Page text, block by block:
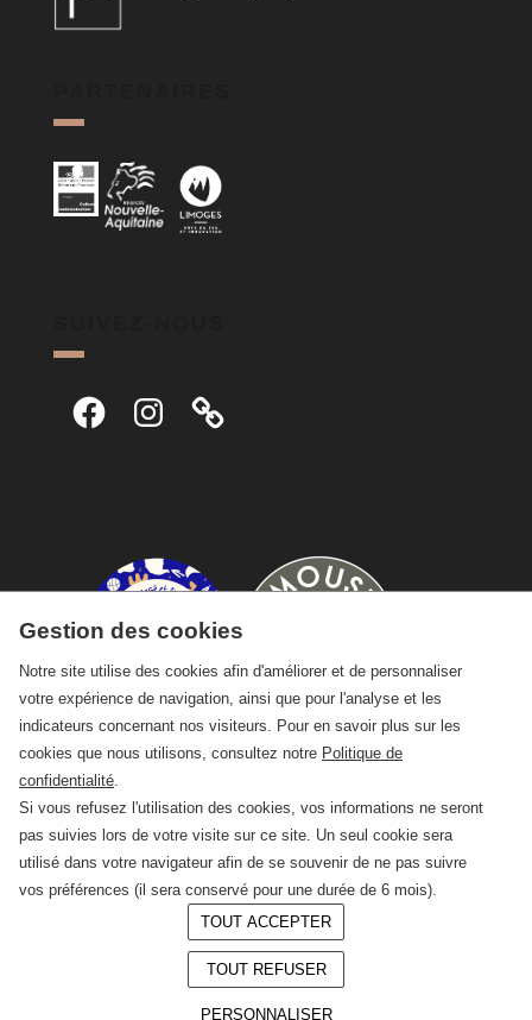
FacebookInstagram
© 2026 —CRAFT Limoges
Gestion des cookies
Notre site utilise des cookies afin d'améliorer et de personnaliser
votre expérience de navigation, ainsi que pour l'analyse et les
indicateurs concernant nos visiteurs. Pour en savoir plus sur les
cookies que nous utilisons, consultez notre Politique de
confidentialité
Si vous refusez l'utilisation des cookies, vos informations ne seront
pas suivies lors de votre visite sur ce site. Un seul cookie sera
utilisé dans votre navigateur afin de se souvenir de ne pas suivre
vos préférences (il sera conservé pour une durée de 6 mois).
TOUT ACCEPTER
TOUT REFUSER
PERSONNALISER